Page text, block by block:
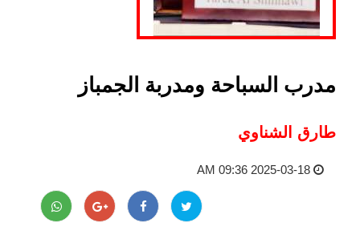
مدرب السباحة ومدربة الجمباز
طارق الشناوي
2025-03-18 09:36 AM